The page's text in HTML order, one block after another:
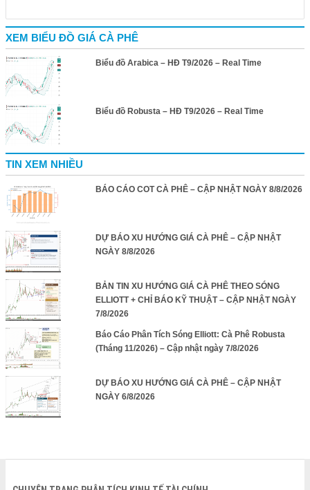
XEM BIỂU ĐỒ GIÁ CÀ PHÊ
Biểu đồ Arabica – HĐ T9/2026 – Real Time
Biểu đồ Robusta – HĐ T9/2026 – Real Time
TIN XEM NHIỀU
BÁO CÁO COT CÀ PHÊ – CẬP NHẬT NGÀY 8/8/2026
DỰ BÁO XU HƯỚNG GIÁ CÀ PHÊ – CẬP NHẬT
NGÀY 8/8/2026
BẢN TIN XU HƯỚNG GIÁ CÀ PHÊ THEO SÓNG
ELLIOTT + CHỈ BÁO KỸ THUẬT – CẬP NHẬT NGÀY
7/8/2026
Báo Cáo Phân Tích Sóng Elliott: Cà Phê Robusta
(Tháng 11/2026) – Cập nhật ngày 7/8/2026
DỰ BÁO XU HƯỚNG GIÁ CÀ PHÊ – CẬP NHẬT
NGÀY 6/8/2026